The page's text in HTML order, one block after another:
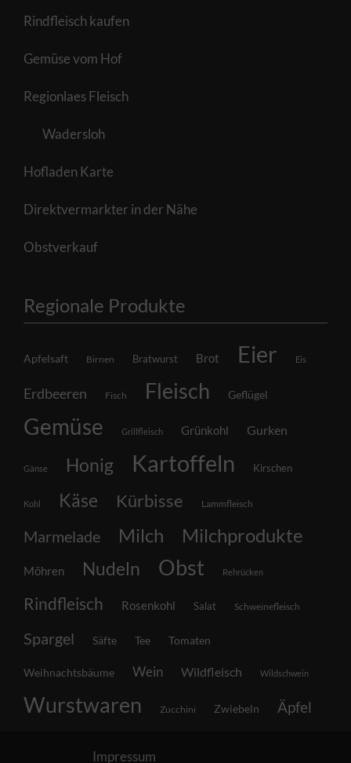
Rindfleisch kaufen
Gemüse vom Hof
Regionlaes Fleisch
Wadersloh
Hofladen Karte
Direktvermarkter in der Nähe
Obstverkauf
Regionale Produkte
Apfelsaft Birnen Bratwurst Brot Eier Eis
Erdbeeren Fisch Fleisch Geflügel
Gemüse Grillfleisch Grünkohl Gurken
Gänse Honig Kartoffeln Kirschen
Kohl Käse Kürbisse Lammfleisch
Marmelade Milch Milchprodukte
Möhren Nudeln Obst Rehrücken
Rindfleisch Rosenkohl Salat Schweinefleisch
Spargel Säfte Tee Tomaten
Weihnachtsbäume Wein Wildfleisch Wildschwein
Wurstwaren Zucchini Zwiebeln Äpfel
Impressum